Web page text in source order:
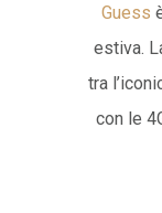
Guess
estiva.
tra
con le